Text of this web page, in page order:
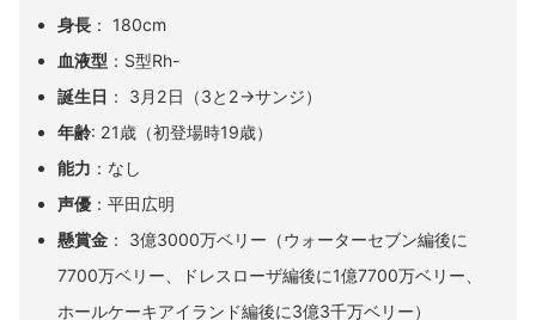
身長 ： 180cm
血液型 ：S型Rh-
誕生日 ： 3月2日（3と2→サンジ）
年齢: 21歳（初登場時19歳）
能力 ：なし
声優 ：平田広明
懸賞金 ： 3億3000万ベリー（ウォーターセブン編後に
7700万ベリー、ドレスローザ編後に1億7700万ベリー、
ホールケーキアイランド編後に3億3千万ベリー）